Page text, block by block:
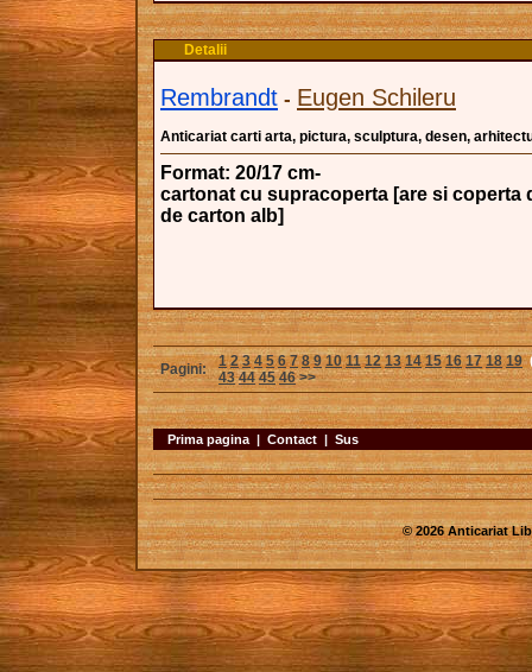
Detalii
Rembrandt - Eugen Schileru
Anticariat carti arta, pictura, sculptura, desen,
Format: 20/17 cm-
cartonat cu supracoperta [are si coperta
de carton alb]
Pagini: 1 2 3 4 5 6 7 8 9 10 11 12 13 14 15 16 17 18 19
43 44 45 46>>
Prima pagina | Contact | Sus
© 2026 Anticariat